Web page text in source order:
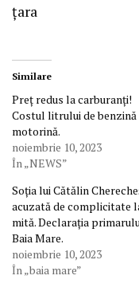
țara
Similare
Preț redus la carburanți!
Costul litrului de benzină
motorină.
noiembrie 10, 2023
În „NEWS”
Soția lui Cătălin
acuzată de complicitate
mită. Declarația
Baia Mare.
noiembrie 10, 2023
În „baia mare”